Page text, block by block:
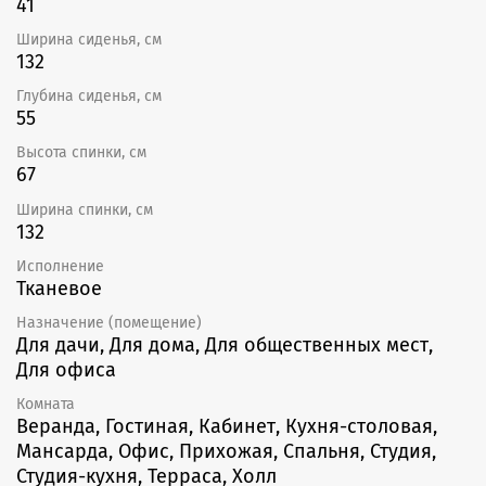
41
Ширина сиденья, см
132
Глубина сиденья, см
55
Высота спинки, см
67
Ширина спинки, см
132
Исполнение
Тканевое
Назначение (помещение)
Для дачи, Для дома, Для общественных мест,
Для офиса
Комната
Веранда, Гостиная, Кабинет, Кухня-столовая,
Мансарда, Офис, Прихожая, Спальня, Студия,
Студия-кухня, Терраса, Холл